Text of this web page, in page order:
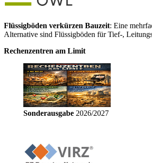
Flüssigböden verkürzen Bauzeit: Eine
Alternative sind Flüssigböden für Tief-,
Rechenzentren am Limit
Sonderausgabe 2026/2027